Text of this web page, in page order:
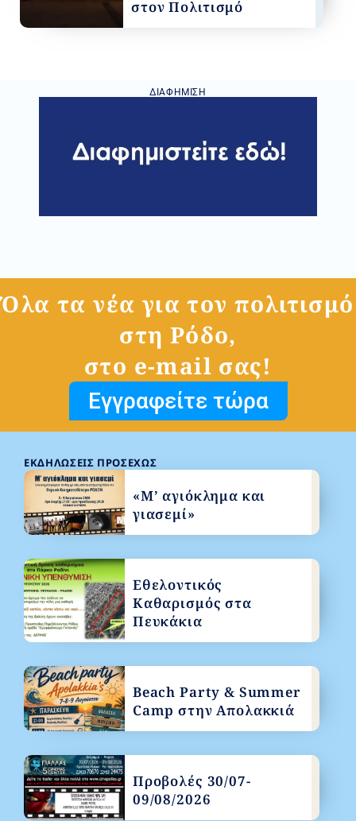
στον Πολιτισμό
ΔΙΑΦΉΜΙΣΗ
Όλα τα νέα για τον πολιτισμό
στη Ρόδο,
στο e-mail σας!
Εγγραφείτε τώρα
ΕΚΔΗΛΏΣΕΙΣ ΠΡΟΣΕΧΏΣ
«Μ’ αγιόκλημα και
γιασεμί»
Εθελοντικός
Καθαρισμός στα
Πευκάκια
Beach Party & Summer
Camp στην Απολακκιά
Προβολές 30/07-
09/08/2026